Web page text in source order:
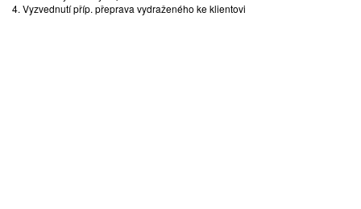
4. Vyzvednutí příp. přeprava vydraženého ke klientovi